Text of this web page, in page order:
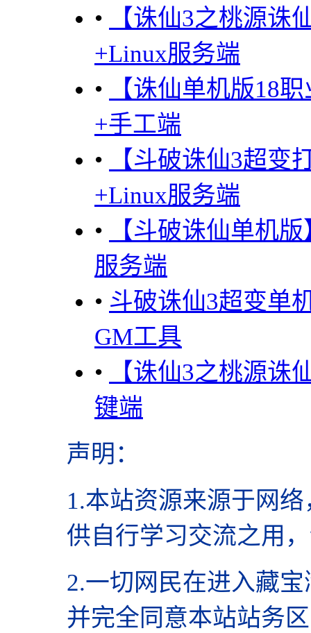
•
【诛仙3之桃源诛
+Linux服务端
•
【诛仙单机版18
+手工端
•
【斗破诛仙3超变
+Linux服务端
•
【斗破诛仙单机
服务端
• 斗破诛仙3超变单
GM工具
•
【诛仙3之桃源
键端
声明 ：
1.本站资源来源于网络
供自行学习交流之用
2.一切网民在进入藏
并完全同意本站站务